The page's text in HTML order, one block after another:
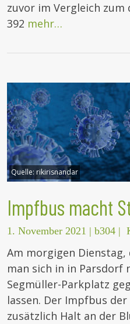
zuvor im Vergleich zum
392 mehr…
Quelle: rikirisnandar
Impfbus macht
1. November 2021 | b304 |
Am morgigen Dienstag,
man sich in in Parsdorf
Segmüller-Parkplatz
lassen. Der Impfbus
zusätzlich Halt an der